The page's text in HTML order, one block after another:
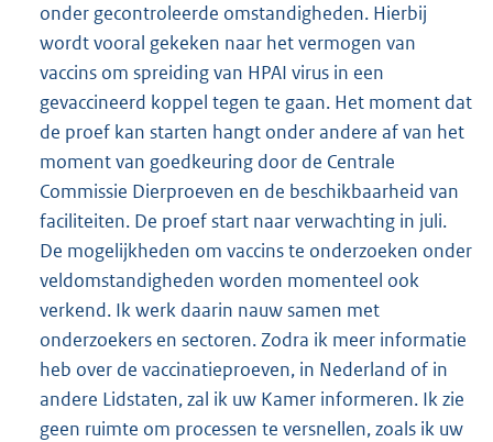
onder gecontroleerde omstandigheden. Hierbij
wordt vooral gekeken naar het vermogen van
vaccins om spreiding van HPAI virus in een
gevaccineerd koppel tegen te gaan. Het moment dat
de proef kan starten hangt onder andere af van het
moment van goedkeuring door de Centrale
Commissie Dierproeven en de beschikbaarheid van
faciliteiten. De proef start naar verwachting in juli.
De mogelijkheden om vaccins te onderzoeken onder
veldomstandigheden worden momenteel ook
verkend. Ik werk daarin nauw samen met
onderzoekers en sectoren. Zodra ik meer informatie
heb over de vaccinatieproeven, in Nederland of in
andere Lidstaten, zal ik uw Kamer informeren. Ik zie
geen ruimte om processen te versnellen, zoals ik uw